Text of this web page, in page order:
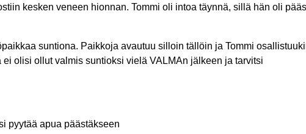
kesken veneen hionnan. Tommi oli intoa täynnä, sillä hän oli
suntiona. Paikkoja avautuu silloin tällöin ja Tommi
olisi ollut valmis suntioksi vielä VALMAn jälkeen ja tarvitsi
pyytää apua päästäkseen